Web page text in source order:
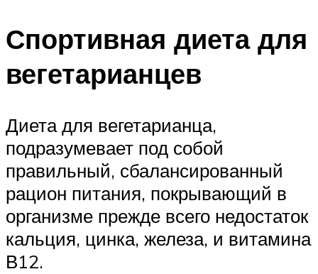
Спортивная диета для
вегетарианцев
Диета для вегетарианца,
подразумевает под собой
правильный, сбалансированный
рацион питания, покрывающий в
организме прежде всего недостаток
кальция, цинка, железа, и витамина
В12.